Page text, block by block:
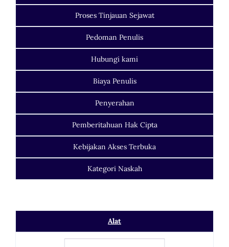
Proses Tinjauan Sejawat
Pedoman Penulis
Hubungi kami
Biaya Penulis
Penyerahan
Pemberitahuan Hak Cipta
Kebijakan Akses Terbuka
Kategori Naskah
Alat